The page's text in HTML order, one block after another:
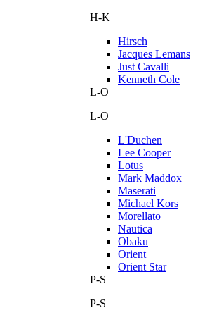
H-K
Hirsch
Jacques Lemans
Just Cavalli
Kenneth Cole
L-O
L-O
L'Duchen
Lee Cooper
Lotus
Mark Maddox
Maserati
Michael Kors
Morellato
Nautica
Obaku
Orient
Orient Star
P-S
P-S